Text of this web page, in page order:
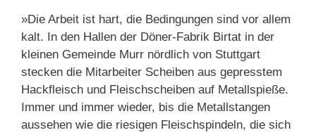
»Die Arbeit ist hart, die Bedingungen sind vor allem
kalt. In den Hallen der Döner-Fabrik Birtat in der
kleinen Gemeinde Murr nördlich von Stuttgart
stecken die Mitarbeiter Scheiben aus gepresstem
Hackfleisch und Fleischscheiben auf Metallspieße.
Immer und immer wieder, bis die Metallstangen
aussehen wie die riesigen Fleischspindeln, die sich